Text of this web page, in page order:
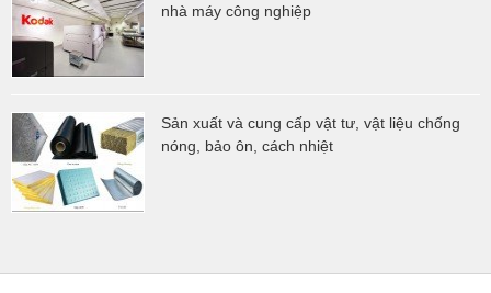
nhà máy công nghiệp
Sản xuất và cung cấp vật tư, vật liệu chống
nóng, bảo ôn, cách nhiệt